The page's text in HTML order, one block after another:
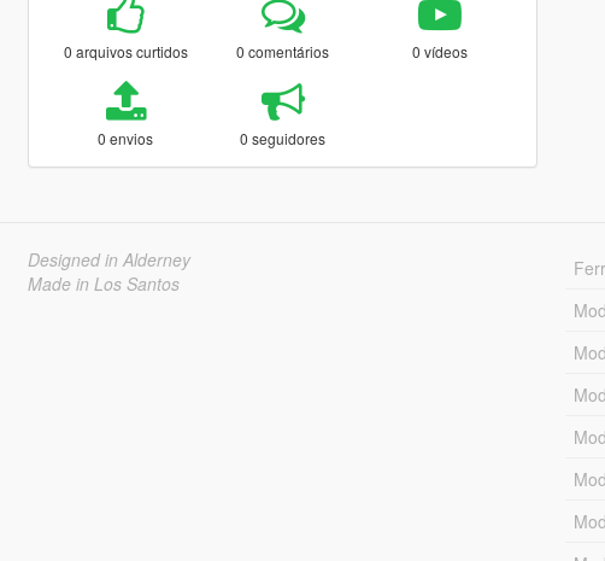
0 arquivos curtidos 0 comentários 0 vídeos
0 envios 0 seguidores
Designed in Alderney
Made in Los Santos